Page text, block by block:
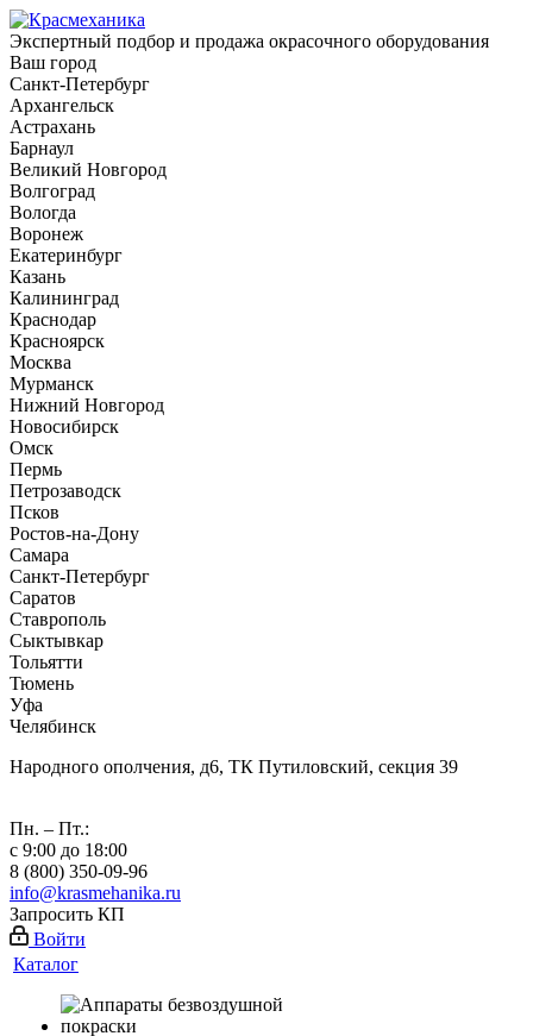
Экспертный подбор и продажа окрасочного оборудования
Ваш город
Санкт-Петербург
Архангельск
Астрахань
Барнаул
Великий Новгород
Волгоград
Вологда
Воронеж
Екатеринбург
Казань
Калининград
Краснодар
Красноярск
Москва
Мурманск
Нижний Новгород
Новосибирск
Омск
Пермь
Петрозаводск
Псков
Ростов-на-Дону
Самара
Санкт-Петербург
Саратов
Ставрополь
Сыктывкар
Тольятти
Тюмень
Уфа
Челябинск
Народного ополчения, д6, ТК Путиловский, секция 39
Пн. – Пт.:
с 9:00 до 18:00
8 (800) 350-09-96
info@krasmehanika.ru
Запросить КП
Войти
Каталог